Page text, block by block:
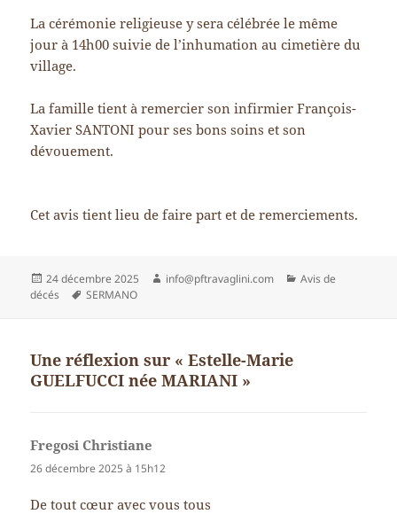
La cérémonie religieuse y sera célébrée le même
jour à 14h00 suivie de l’inhumation au cimetière du
village.
La famille tient à remercier son infirmier François-
Xavier SANTONI pour ses bons soins et son
dévouement.
Cet avis tient lieu de faire part et de remerciements.
Publié
le
24 décembre 2025 Auteur
info@pftravaglini.com Catégories
Avis de
décés
Mots-
SERMANO
Une réflexion sur « Estelle-Marie
GUELFUCCI née MARIANI »
Fregosi Christiane
26 décembre 2025 à 15h12
De tout cœur avec vous tous